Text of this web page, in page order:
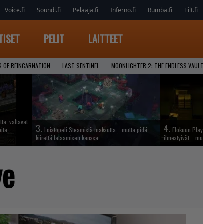
Voice.fi Soundi.fi Pelaaja.fi Inferno.fi Rumba.fi Tilt.fi
PELIT LAITTEET
OF REINCARNATION LAST SENTINEL MOONLIGHTER 2: THE ENDLESS VAULT
valtavat
3. Loistopeli Steamistä maksutta – mutta pidä
kiirettä lataamisen kanssa
4. Elokuun
ilmestyivät –